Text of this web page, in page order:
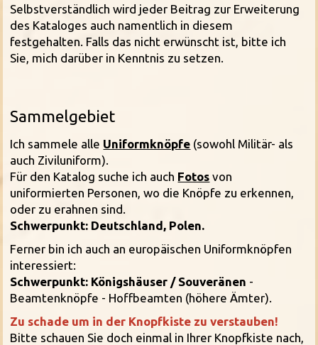
Selbstverständlich wird jeder Beitrag zur Erweiterung
des Kataloges auch namentlich in diesem
festgehalten. Falls das nicht erwünscht ist, bitte ich
Sie, mich darüber in Kenntnis zu setzen.
Sammelgebiet
Ich sammele alle Uniformknöpfe (sowohl Militär- als
auch Ziviluniform).
Für den Katalog suche ich auch Fotos von
uniformierten Personen, wo die Knöpfe zu erkennen,
oder zu erahnen sind.
Schwerpunkt: Deutschland, Polen.
Ferner bin ich auch an europäischen Uniformknöpfen
interessiert:
Schwerpunkt: Königshäuser / Souveränen -
Beamtenknöpfe - Hoffbeamten (höhere Ämter).
Zu schade um in der Knopfkiste zu verstauben!
Bitte schauen Sie doch einmal in Ihrer Knopfkiste nach,